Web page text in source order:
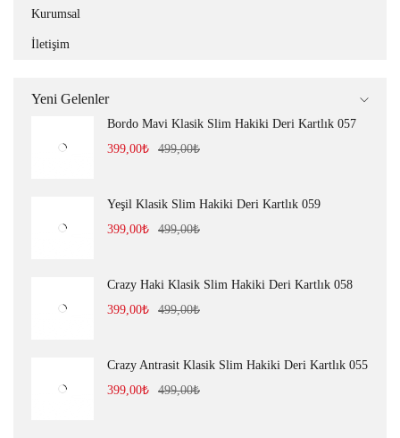
Kurumsal
İletişim
Yeni Gelenler
Bordo Mavi Klasik Slim Hakiki Deri Kartlık 057
499,00₺
399,00₺
Yeşil Klasik Slim Hakiki Deri Kartlık 059
499,00₺
399,00₺
Crazy Haki Klasik Slim Hakiki Deri Kartlık 058
499,00₺
399,00₺
Crazy Antrasit Klasik Slim Hakiki Deri Kartlık 055
499,00₺
399,00₺